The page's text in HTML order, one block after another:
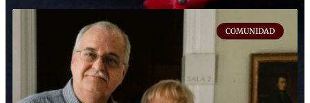
COMUNIDAD